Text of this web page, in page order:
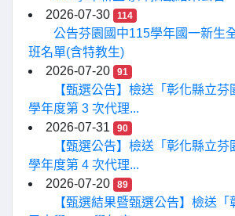
2026-07-30
114
公告芬園國中115學年國一新生
班名單(含特教生)
2026-07-20
91
【甄選公告】檢送「彰化縣立
學年度第 3 次代理...
2026-07-31
90
【甄選公告】檢送「彰化縣立
學年度第 4 次代理...
2026-07-20
89
【甄選結果暨甄選公告】檢送「